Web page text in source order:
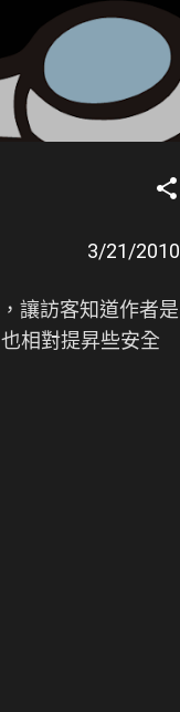
3/21/2010
，讓訪客知道作者是
相對提昇些安全